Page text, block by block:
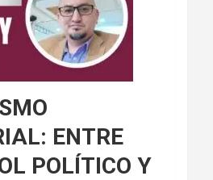
ENTRE
POLÍTICO Y